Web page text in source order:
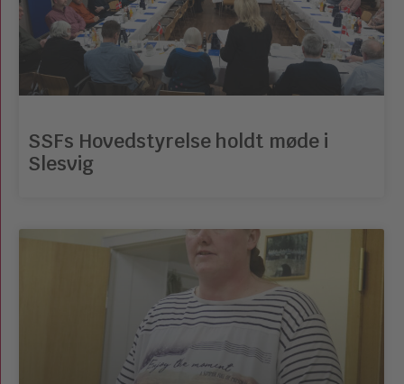
SSFs Hovedstyrelse holdt møde i
Slesvig